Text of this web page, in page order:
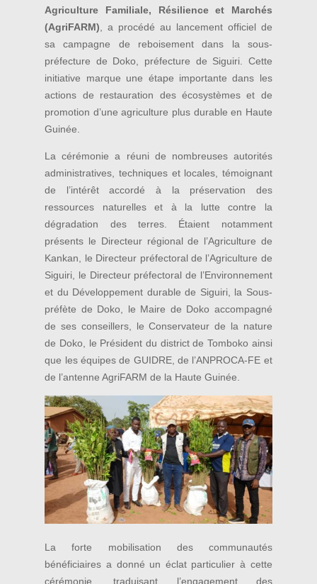
Agriculture Familiale, Résilience et Marchés
(AgriFARM) , a procédé au lancement officiel de
sa campagne de reboisement dans la sous-
préfecture de Doko, préfecture de Siguiri. Cette
initiative marque une étape importante dans les
actions de restauration des écosystèmes et de
promotion d’une agriculture plus durable en Haute
Guinée.
La cérémonie a réuni de nombreuses autorités
administratives, techniques et locales, témoignant
de l’intérêt accordé à la préservation des
ressources naturelles et à la lutte contre la
dégradation des terres. Étaient notamment
présents le Directeur régional de l’Agriculture de
Kankan, le Directeur préfectoral de l’Agriculture de
Siguiri, le Directeur préfectoral de l’Environnement
et du Développement durable de Siguiri, la Sous-
préfète de Doko, le Maire de Doko accompagné
de ses conseillers, le Conservateur de la nature
de Doko, le Président du district de Tomboko ainsi
que les équipes de GUIDRE, de l’ANPROCA-FE et
de l’antenne AgriFARM de la Haute Guinée.
La forte mobilisation des communautés
bénéficiaires a donné un éclat particulier à cette
cérémonie, traduisant l’engagement des